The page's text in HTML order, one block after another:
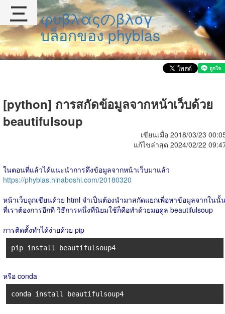
φυβλαςのβλογ
บล็อกของ phyblas
[python] การสกัดข้อมูลจากหน้าเว็บด้วย
beautifulsoup
เขียนเมื่อ 2018/03/23
แก้ไขล่าสุด 2024/02/22
ในตอนที่แล้วได้แนะนำการดึงข้อมูลจากหน้าเว็บมาแล้ว
https://phyblas.hinaboshi.com/20180320
หน้าเว็บถูกเขียนด้วย html จำเป็นต้องนำมาสกัดแยกเพื่อหาข้อมูลจากในนั้
ที่เราต้องการอีกที วิธีการหนึ่งที่นิยมใช้ก็คือทำด้วยมอดูล beautifulsoup
การติดตั้งทำได้ง่ายด้วย pip
pip install beautifulsoup4
หรือ conda
conda install beautifulsoup4
三